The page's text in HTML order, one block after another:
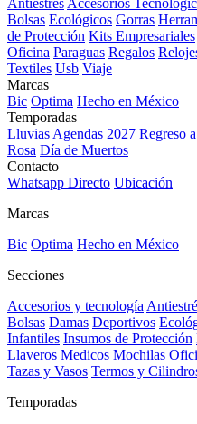
Antiestrés Accesorios
Bolsas Ecológicos Gorras
de Protección Kits Empresariales
Oficina Paraguas Regalos
Textiles Usb Viaje
Marcas
Bic Optima Hecho en México
Temporadas
Lluvias Agendas 2027 Regreso
Rosa Día de Muertos
Contacto
Whatsapp Directo Ubicación
Marcas
Bic Optima Hecho en México
Secciones
Accesorios y tecnología
Bolsas Damas Deportivos
Infantiles Insumos de Protección
Llaveros Medicos Mochilas
Tazas y Vasos Termos y
Temporadas